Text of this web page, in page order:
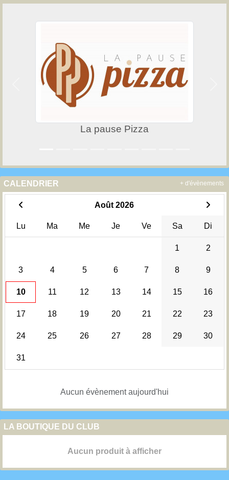
La pause Pizza
Précedent
CALENDRIER
Août 2026
Lu Ma Me Je Ve Sa Di
1 2
3 4 5 6 7 8 9
10 11 12 13 14 15 16
17 18 19 20 21 22 23
24 25 26 27 28 29 30
31
Aucun évènement aujourd'hui
+ d'évènements
LA BOUTIQUE DU CLUB
Aucun produit à afficher